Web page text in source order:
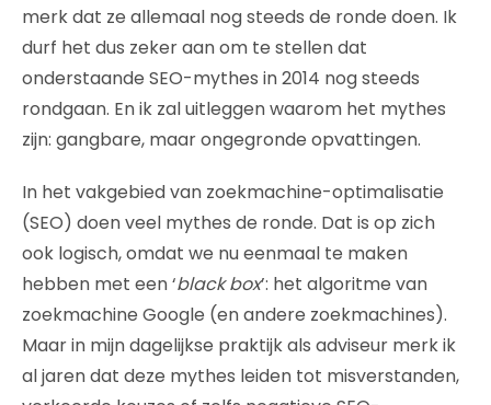
merk dat ze allemaal nog steeds de ronde doen. Ik
durf het dus zeker aan om te stellen dat
onderstaande SEO-mythes in 2014 nog steeds
rondgaan. En ik zal uitleggen waarom het mythes
zijn: gangbare, maar ongegronde opvattingen.
In het vakgebied van zoekmachine-optimalisatie
(SEO) doen veel mythes de ronde. Dat is op zich
ook logisch, omdat we nu eenmaal te maken
hebben met een ‘black box’: het algoritme van
zoekmachine Google (en andere zoekmachines).
Maar in mijn dagelijkse praktijk als adviseur merk ik
al jaren dat deze mythes leiden tot misverstanden,